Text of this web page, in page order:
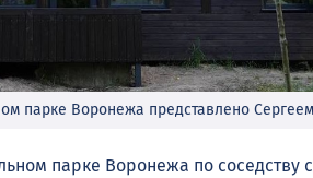
парке Воронежа представлено
парке Воронежа по соседству